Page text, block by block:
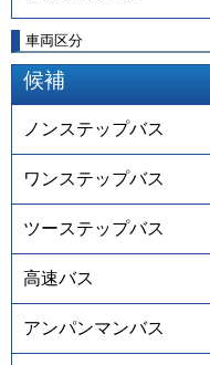
車両区分
候補
ノンステップバス
ワンステップバス
ツーステップバス
高速バス
アンパンマンバス